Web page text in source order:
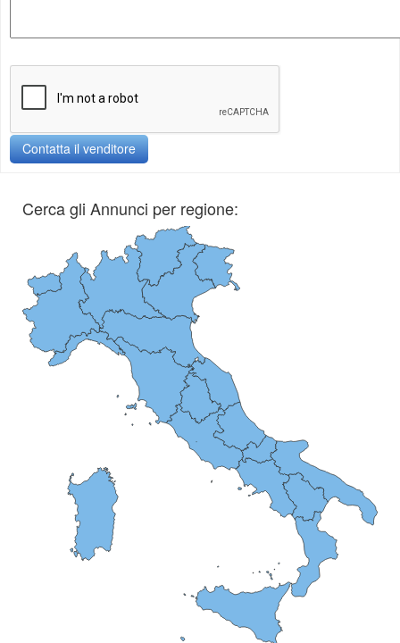
Cerca gli Annunci per regione: